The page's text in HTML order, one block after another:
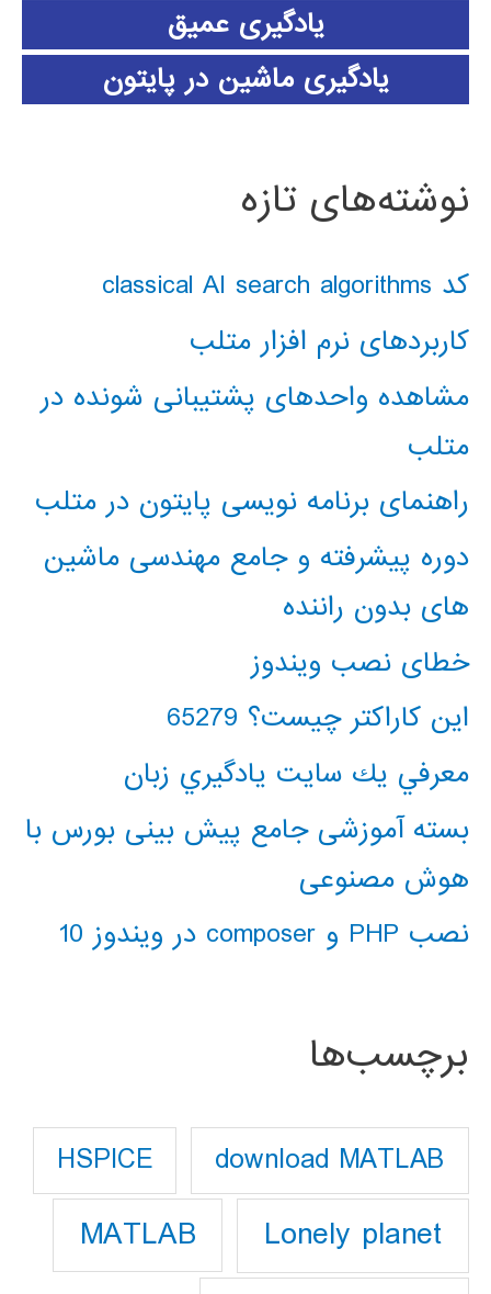
یادگیری عمیق
یادگیری ماشین در پایتون
نوشته‌های تازه
کد classical AI search algorithms
کاربردهای نرم افزار متلب
مشاهده واحدهای پشتیبانی شونده در
متلب
راهنمای برنامه نویسی پایتون در متلب
دوره پیشرفته و جامع مهندسی ماشین
های بدون راننده
خطای نصب ویندوز
این کاراکتر چیست؟ 65279
معرفي يك سايت يادگيري زبان
بسته آموزشی جامع پیش بینی بورس با
هوش مصنوعی
نصب PHP و composer در ویندوز 10
برچسب‌ها
download MATLAB
HSPICE
Lonely planet
MATLAB